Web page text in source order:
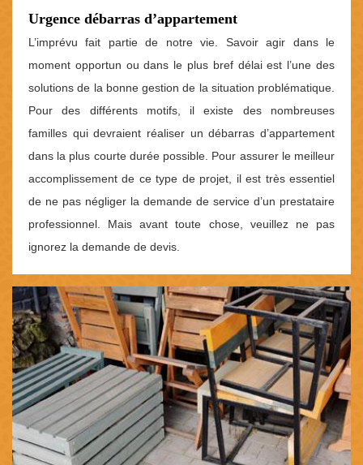
Urgence débarras d’appartement
L’imprévu fait partie de notre vie. Savoir agir dans le
moment opportun ou dans le plus bref délai est l’une des
solutions de la bonne gestion de la situation problématique.
Pour des différents motifs, il existe des nombreuses
familles qui devraient réaliser un débarras d’appartement
dans la plus courte durée possible. Pour assurer le meilleur
accomplissement de ce type de projet, il est très essentiel
de ne pas négliger la demande de service d’un prestataire
professionnel. Mais avant toute chose, veuillez ne pas
ignorez la demande de devis.